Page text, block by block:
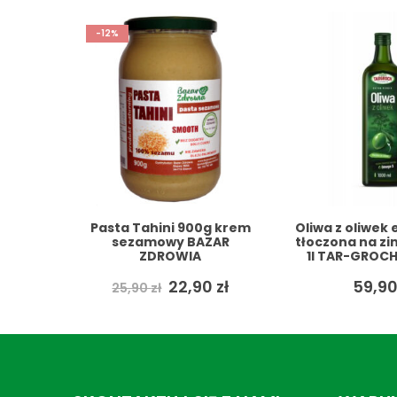
22,90 zł.
Oliwa z oliwek extra Virgin
tłoczona na zimno 1000ml
1l TAR-GROCH + GRATIS
59,90zł
Masło
NATURALNE
BAZAR
19,90